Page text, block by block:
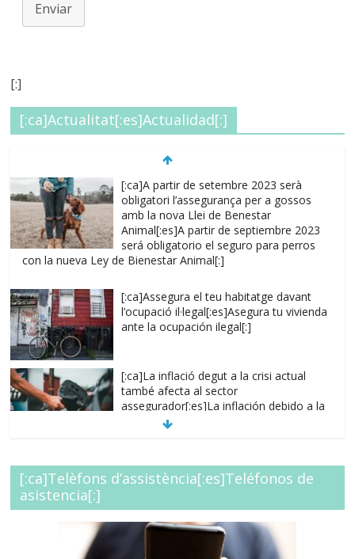
Enviar
[:]
[:ca]Actualitat[:es]Actualidad[:]
[:ca]A partir de setembre 2023 serà
obligatori l’assegurança per a gossos
amb la nova Llei de Benestar
Animal[:es]A partir de septiembre 2023
será obligatorio el seguro para perros
con la nueva Ley de Bienestar Animal[:]
[:ca]Assegura el teu habitatge davant
l’ocupació il·legal[:es]Asegura tu vivienda
ante la ocupación ilegal[:]
[:ca]La inflació degut a la crisi actual
també afecta al sector
assegurador[:es]La inflación debido a la
crisis actual también afecta al sector
[:es]Regulariza tus capitales, evita
situaciones de
d’infrassegurança.[:]
[:ca]Telèfons d’assistència[:es]Teléfonos de
asistencia[:]